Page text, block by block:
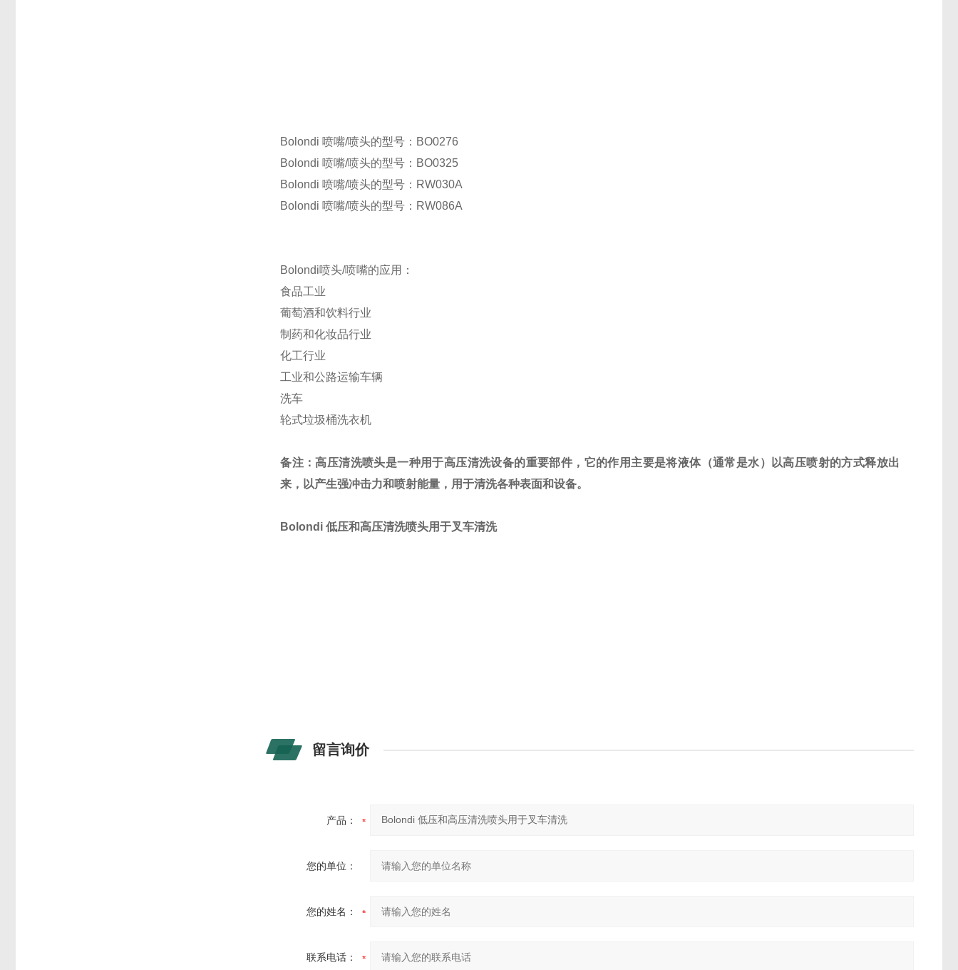
Bolondi 喷嘴/喷头的型号：BO0276
Bolondi 喷嘴/喷头的型号：BO0325
Bolondi 喷嘴/喷头的型号：RW030A
Bolondi 喷嘴/喷头的型号：RW086A
Bolondi喷头/喷嘴的应用：
食品工业
葡萄酒和饮料行业
制药和化妆品行业
化工行业
工业和公路运输车辆
洗车
轮式垃圾桶洗衣机
备注：高压清洗喷头是一种用于高压清洗设备的重要部件，它的作用主要是将液体（通常是水）以高压喷射的方式释放出
来，以产生强冲击力和喷射能量，用于清洗各种表面和设备。
Bolondi 低压和高压清洗喷头用于叉车清洗
留言询价
产品：
您的单位：
您的姓名：
联系电话：